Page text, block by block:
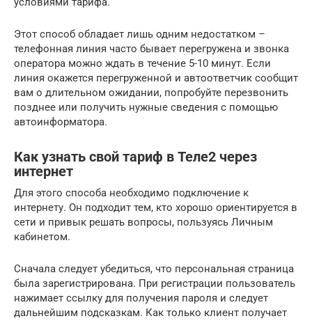
Этот способ обладает лишь одним недостатком –
телефонная линия часто бывает перегружена и звонка
оператора можно ждать в течение 5-10 минут. Если
линия окажется перегруженной и автоответчик сообщит
вам о длительном ожидании, попробуйте перезвонить
позднее или получить нужные сведения с помощью
автоинформатора.
Как узнать свой тариф в Теле2 через
интернет
Для этого способа необходимо подключение к
интернету. Он подходит тем, кто хорошо ориентируется в
сети и привык решать вопросы, пользуясь Личным
кабинетом.
Сначала следует убедиться, что персональная страница
была зарегистрирована. При регистрации пользователь
нажимает ссылку для получения пароля и следует
дальнейшим подсказкам. Как только клиент получает